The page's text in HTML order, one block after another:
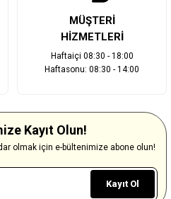
MÜŞTERİ
HİZMETLERİ
Haftaiçi 08:30 - 18:00
Haftasonu: 08:30 - 14:00
Kayıt Olun!
olmak için e-bültenimize abone olun!
Kayıt Ol